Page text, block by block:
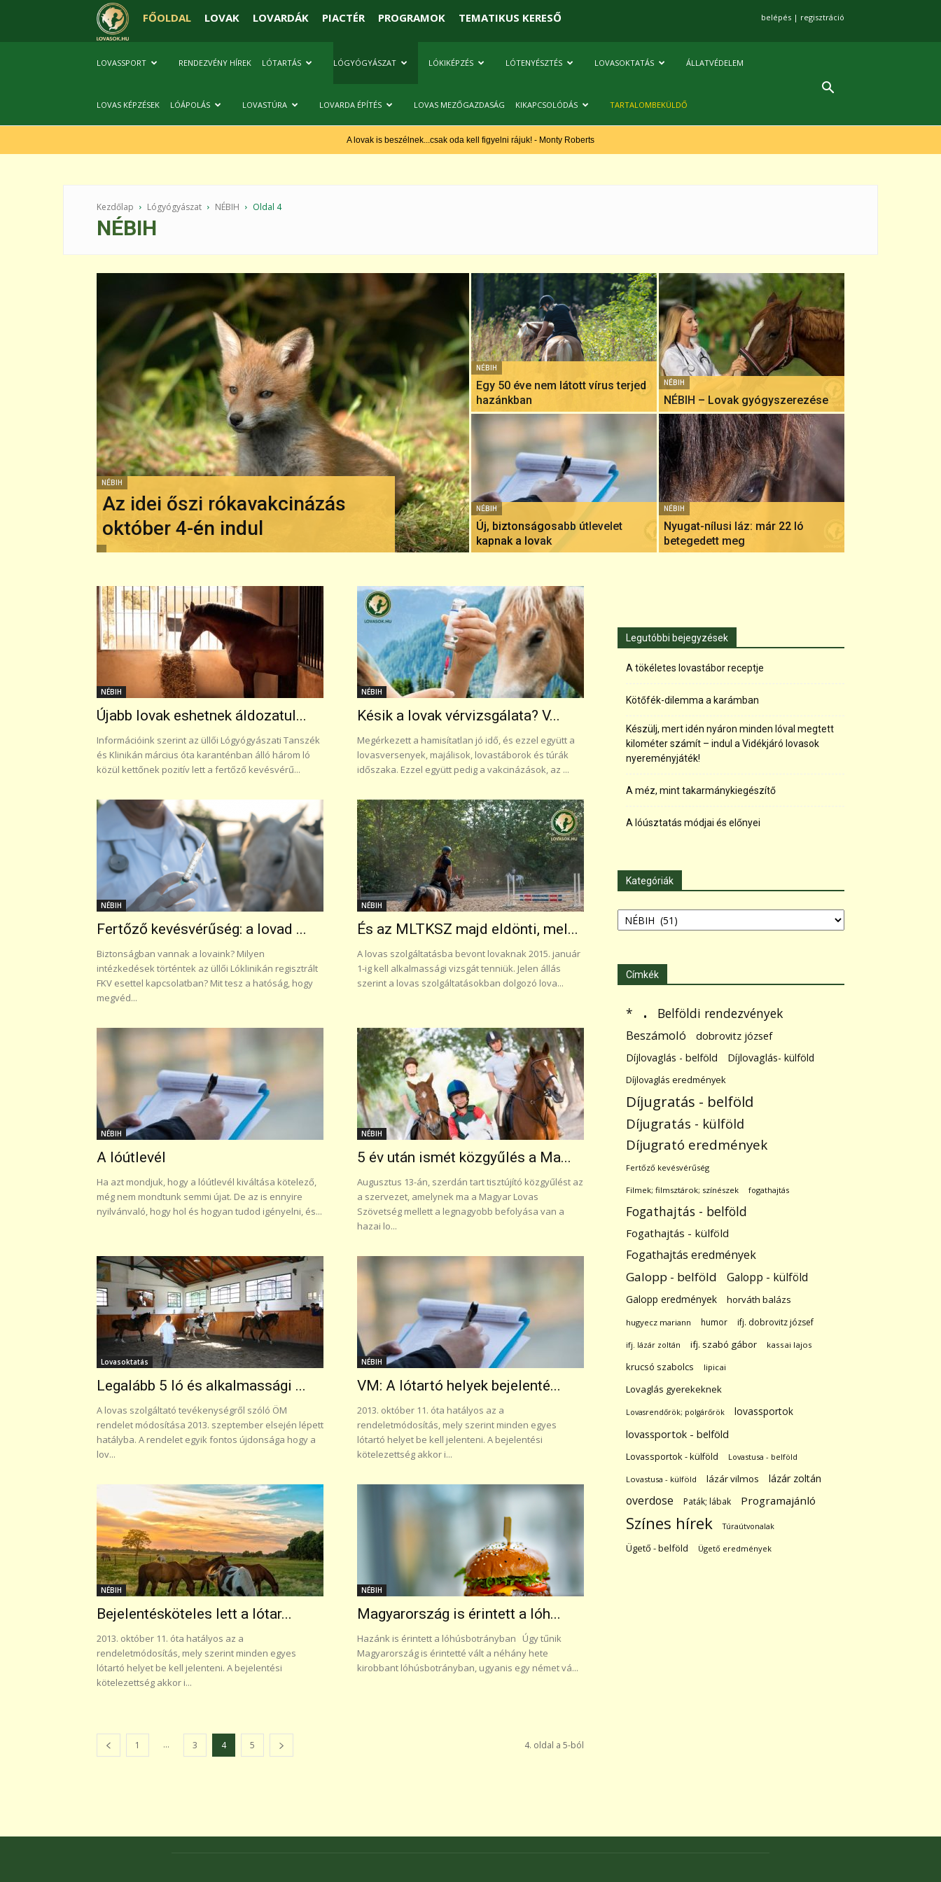
FŐOLDAL LOVAK LOVARDÁK PIACTÉR PROGRAMOK TEMATIKUS KERESŐ belépés | regisztráció
LOVASSPORT RENDEZVÉNY HÍREK LÓTARTÁS LÓGYÓGYÁSZAT LÓKIKÉPZÉS LÓTENYÉSZTÉS LOVASOKTATÁS ÁLLATVÉDELEM
LOVAS KÉPZÉSEK LÓÁPOLÁS LOVASTÚRA LOVARDA ÉPÍTÉS LOVAS MEZŐGAZDASÁG KIKAPCSOLÓDÁS TARTALOMBEKÜLDŐ
A lovak is beszélnek...csak oda kell figyelni rájuk! - Monty Roberts
Kezdőlap Lógyógyászat NÉBIH Oldal 4
NÉBIH
NÉBIH
Az idei őszi rókavakcinázás
október 4-én indul
NÉBIH
Egy 50 éve nem látott vírus terjed
hazánkban
NÉBIH
NÉBIH – Lovak gyógyszerezése
NÉBIH
Új, biztonságosabb útlevelet
kapnak a lovak
NÉBIH
Nyugat-nílusi láz: már 22 ló
betegedett meg
NÉBIH
Újabb lovak eshetnek áldozatul...
Információink szerint az üllői Lógyógyászati Tanszék
és Klinikán március óta karanténban álló három ló
közül kettőnek pozitív lett a fertőző kevésvérű...
NÉBIH
Késik a lovak vérvizsgálata? V...
Megérkezett a hamisítatlan jó idő, és ezzel együtt a
lovasversenyek, majálisok, lovastáborok és túrák
időszaka. Ezzel együtt pedig a vakcinázások, az ...
NÉBIH
Fertőző kevésvérűség: a lovad ...
Biztonságban vannak a lovaink? Milyen
intézkedések történtek az üllői Lóklinikán regisztrált
FKV esettel kapcsolatban? Mit tesz a hatóság, hogy
megvéd...
NÉBIH
És az MLTKSZ majd eldönti, mel...
A lovas szolgáltatásba bevont lovaknak 2015. január
1-ig kell alkalmassági vizsgát tenniük. Jelen állás
szerint a lovas szolgáltatásokban dolgozó lova...
NÉBIH
A lóútlevél
Ha azt mondjuk, hogy a lóútlevél kiváltása kötelező,
még nem mondtunk semmi újat. De az is ennyire
nyilvánvaló, hogy hol és hogyan tudod igényelni, és...
NÉBIH
5 év után ismét közgyűlés a Ma...
Augusztus 13-án, szerdán tart tisztújító közgyűlést az
a szervezet, amelynek ma a Magyar Lovas
Szövetség mellett a legnagyobb befolyása van a
hazai lo...
Lovasoktatás
Legalább 5 ló és alkalmassági ...
A lovas szolgáltató tevékenységről szóló ÖM
rendelet módosítása 2013. szeptember elsején lépett
hatályba. A rendelet egyik fontos újdonsága hogy a
lov...
NÉBIH
VM: A lótartó helyek bejelenté...
2013. október 11. óta hatályos az a
rendeletmódosítás, mely szerint minden egyes
lótartó helyet be kell jelenteni. A bejelentési
kötelezettség akkor i...
NÉBIH
Bejelentésköteles lett a lótar...
2013. október 11. óta hatályos az a
rendeletmódosítás, mely szerint minden egyes
lótartó helyet be kell jelenteni. A bejelentési
kötelezettség akkor i...
NÉBIH
Magyarország is érintett a lóh...
Hazánk is érintett a lóhúsbotrányban Úgy tűnik
Magyarország is érintetté vált a néhány hete
kirobbant lóhúsbotrányban, ugyanis egy német vá...
1 ... 3 4 5 4. oldal a 5-ból
Legutóbbi bejegyzések
A tökéletes lovastábor receptje
Kötőfék-dilemma a karámban
Készülj, mert idén nyáron minden lóval megtett
kilométer számít – indul a Vidékjáró lovasok
nyereményjáték!
A méz, mint takarmánykiegészítő
A lóúsztatás módjai és előnyei
Kategóriák
Kategóriák
Címkék
* . Belföldi rendezvények
Beszámoló dobrovitz józsef
Díjlovaglás - belföld Díjlovaglás- külföld
Díjlovaglás eredmények
Díjugratás - belföld
Díjugratás - külföld
Díjugrató eredmények
Fertőző kevésvérűség
Filmek; filmsztárok; színészek fogathajtás
Fogathajtás - belföld
Fogathajtás - külföld
Fogathajtás eredmények
Galopp - belföld Galopp - külföld
Galopp eredmények horváth balázs
hugyecz mariann humor ifj. dobrovitz józsef
ifj. lázár zoltán ifj. szabó gábor kassai lajos
krucsó szabolcs lipicai
Lovaglás gyerekeknek
Lovasrendőrök; polgárőrök
lovassportok
lovassportok - belföld
Lovassportok - külföld Lovastusa - belföld
Lovastusa - külföld lázár vilmos lázár zoltán
overdose Paták; lábak Programajánló
Színes hírek Túraútvonalak
Ügető - belföld Ügető eredmények